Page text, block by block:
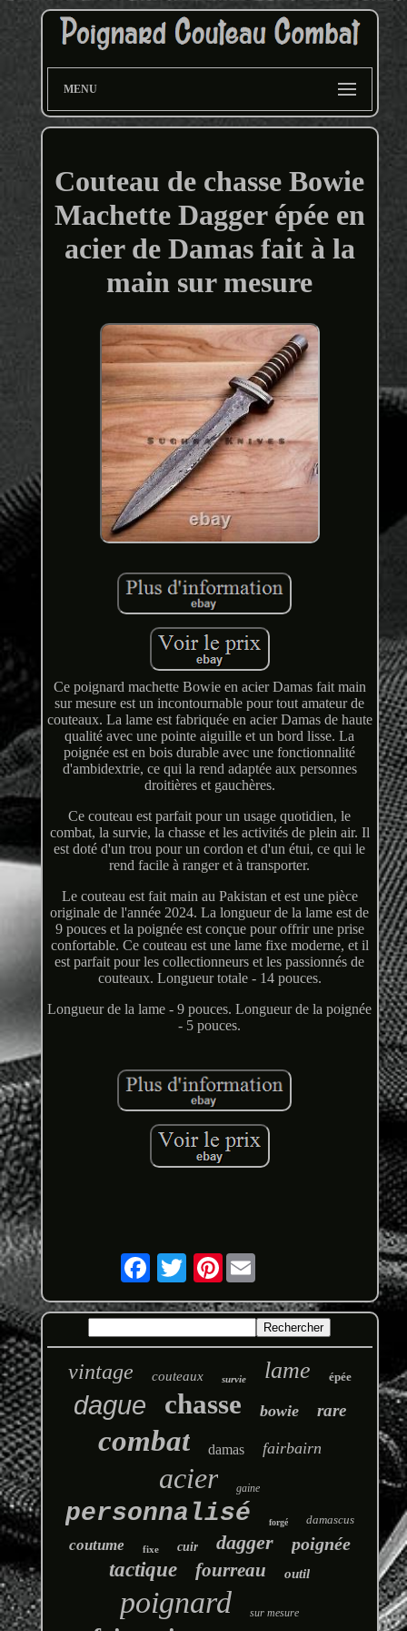
MENU
Couteau de chasse Bowie
Machette Dagger épée en
acier de Damas fait à la
main sur mesure
Ce poignard machette Bowie en acier Damas fait main
sur mesure est un incontournable pour tout amateur de
couteaux. La lame est fabriquée en acier Damas de haute
qualité avec une pointe aiguille et un bord lisse. La
poignée est en bois durable avec une fonctionnalité
d'ambidextrie, ce qui la rend adaptée aux personnes
droitières et gauchères.
Ce couteau est parfait pour un usage quotidien, le
combat, la survie, la chasse et les activités de plein air. Il
est doté d'un trou pour un cordon et d'un étui, ce qui le
rend facile à ranger et à transporter.
Le couteau est fait main au Pakistan et est une pièce
originale de l'année 2024. La longueur de la lame est de
9 pouces et la poignée est conçue pour offrir une prise
confortable. Ce couteau est une lame fixe moderne, et il
est parfait pour les collectionneurs et les passionnés de
couteaux. Longueur totale - 14 pouces.
Longueur de la lame - 9 pouces. Longueur de la poignée
- 5 pouces.
Pinterest
vintage couteaux survie lame épée
dague chasse bowie rare
combat damas fairbairn
acier gaine
personnalisé forgé damascus
coutume fixe cuir dagger poignée
tactique fourreau outil
poignard sur mesure